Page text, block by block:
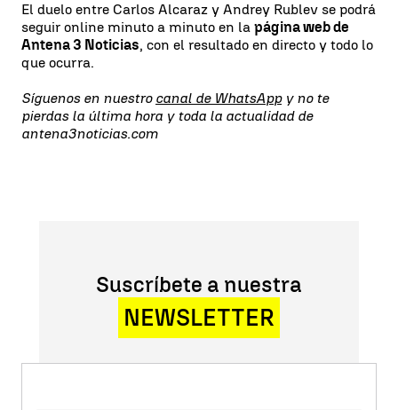
El duelo entre Carlos Alcaraz y Andrey Rublev se podrá
seguir online minuto a minuto en la página web de
Antena 3 Noticias, con el resultado en directo y todo lo
que ocurra.
Síguenos en nuestro canal de WhatsAppy no te
pierdas la última hora y toda la actualidad de
antena3noticias.com
Suscríbete a nuestra
NEWSLETTER